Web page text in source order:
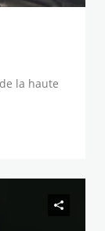
la haute